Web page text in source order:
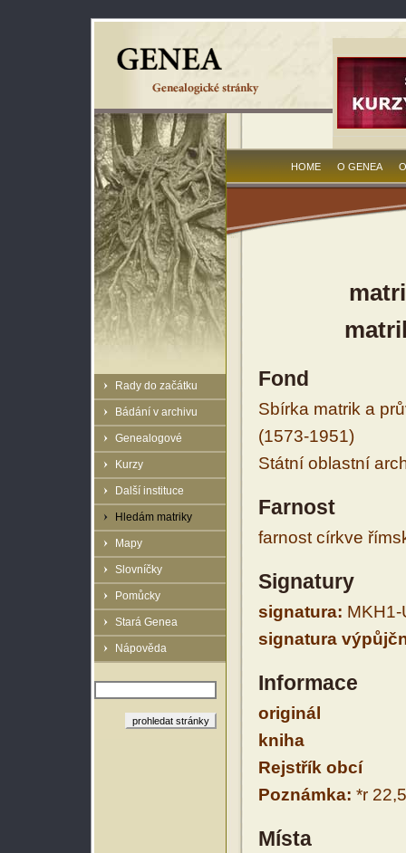
Rady do začátku
Bádání v archivu
Genealogové
Kurzy
Další instituce
Hledám matriky
Mapy
Slovníčky
Pomůcky
Stará Genea
Nápověda
HOME O GENEA
Fond
Sbírka matrik a
(1573-1951)
Státní oblastní
Farnost
farnost církve
Signatury
signatura:
signatura
Informace
originál
kniha
Rejstřík obcí
Poznámka: *r
Místa